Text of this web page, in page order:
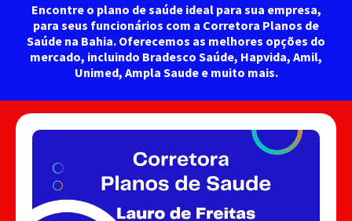
Encontre o plano de saúde ideal para sua empresa,
para seus funcionários com a Corretora Planos de
Saúde na Bahia. Oferecemos as melhores opções do
mercado, incluindo Bradesco Saúde, Hapvida, Amil,
Unimed, Ampla Saude e muito mais.